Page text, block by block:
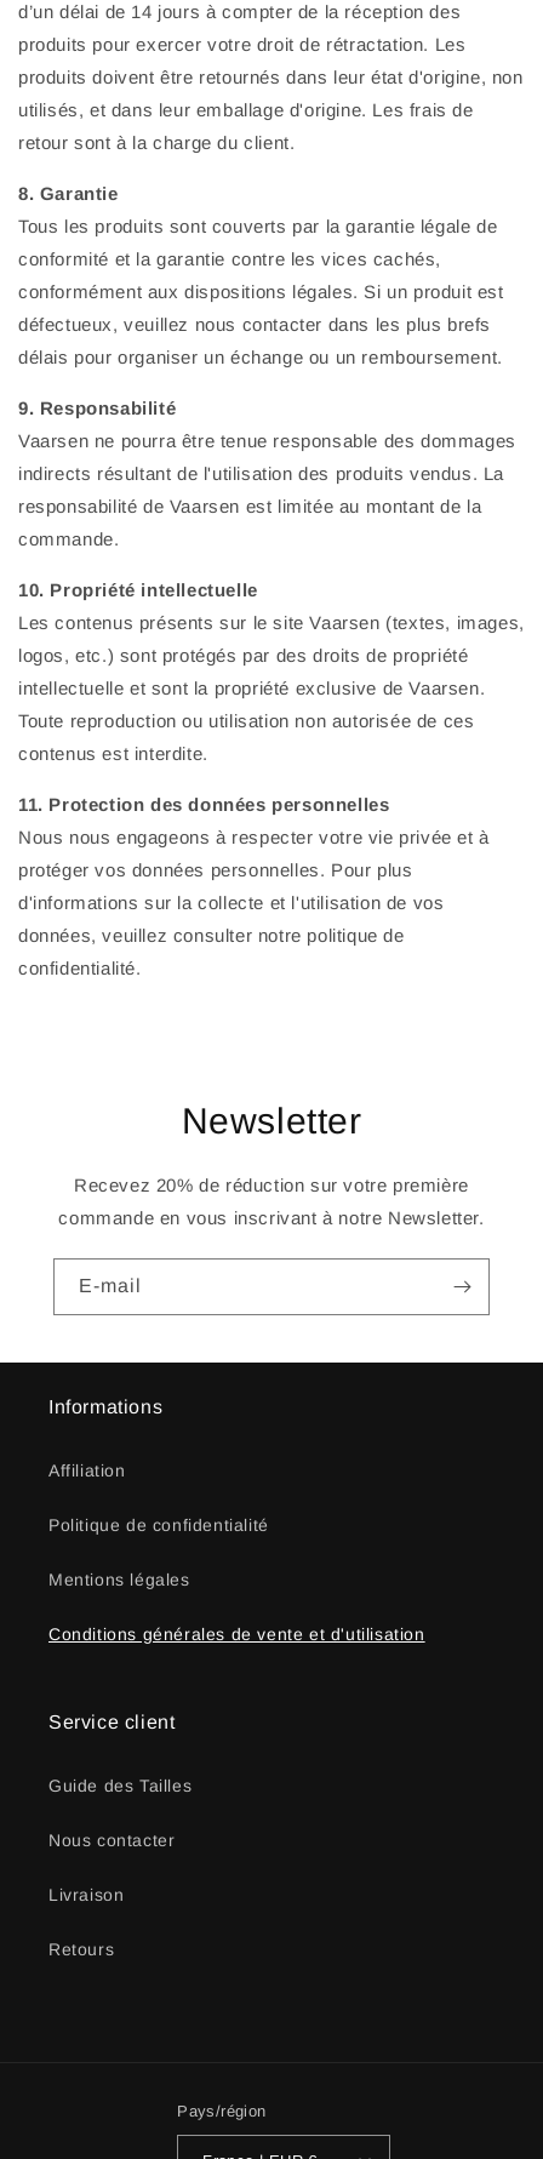
d’un délai de 14 jours à compter de la réception des
produits pour exercer votre droit de rétractation. Les
produits doivent être retournés dans leur état d'origine, non
utilisés, et dans leur emballage d'origine. Les frais de
retour sont à la charge du client.
8. Garantie
Tous les produits sont couverts par la garantie légale de
conformité et la garantie contre les vices cachés,
conformément aux dispositions légales. Si un produit est
défectueux, veuillez nous contacter dans les plus brefs
délais pour organiser un échange ou un remboursement.
9. Responsabilité
Vaarsen ne pourra être tenue responsable des dommages
indirects résultant de l'utilisation des produits vendus. La
responsabilité de Vaarsen est limitée au montant de la
commande.
10. Propriété intellectuelle
Les contenus présents sur le site Vaarsen (textes, images,
logos, etc.) sont protégés par des droits de propriété
intellectuelle et sont la propriété exclusive de Vaarsen.
Toute reproduction ou utilisation non autorisée de ces
contenus est interdite.
11. Protection des données personnelles
Nous nous engageons à respecter votre vie privée et à
protéger vos données personnelles. Pour plus
d'informations sur la collecte et l'utilisation de vos
données, veuillez consulter notre politique de
confidentialité.
Newsletter
Recevez 20% de réduction sur votre première
commande en vous inscrivant à notre Newsletter.
E-mail
Informations
Affiliation
Politique de confidentialité
Mentions légales
Conditions générales de vente et d'utilisation
Service client
Guide des Tailles
Nous contacter
Livraison
Retours
Pays/région